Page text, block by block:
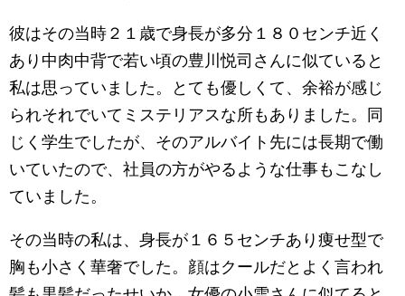
彼はその当時２１歳で身長が多分１８０センチ近く
あり中肉中背で若い頃の豊川悦司さんに似ていると
私は思っていました。とても優しくて、余裕が感じ
られそれでいてミステリアスな所もありました。同
じく学生でしたが、そのアルバイト先には長期で働
いていたので、社員の方がやるような仕事もこなし
ていました。
その当時の私は、身長が１６５センチあり痩せ型で
胸も小さく華奢でした。顔はクールだとよく言われ